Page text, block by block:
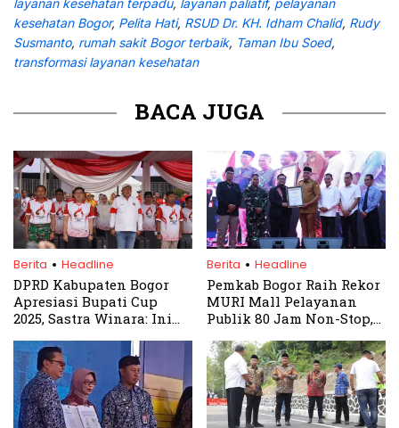
layanan kesehatan terpadu, layanan paliatif, pelayanan
kesehatan Bogor, Pelita Hati, RSUD Dr. KH. Idham Chalid, Rudy
Susmanto, rumah sakit Bogor terbaik, Taman Ibu Soed,
transformasi layanan kesehatan
BACA JUGA
Berita . Headline
DPRD Kabupaten Bogor
Apresiasi Bupati Cup
2025, Sastra Winara: Ini
Talenta Emas
Berita . Headline
Pemkab Bogor Raih Rekor
MURI Mall Pelayanan
Publik 80 Jam Non-Stop,
Layanan Lebih Dekat ke
Warga